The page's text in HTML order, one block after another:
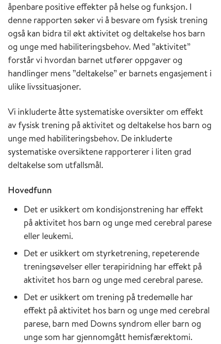
åpenbare positive effekter på helse og funksjon. I
denne rapporten søker vi å besvare om fysisk trening
også kan bidra til økt aktivitet og deltakelse hos barn
og unge med habiliteringsbehov. Med ”aktivitet”
forstår vi hvordan barnet utfører oppgaver og
handlinger mens ”deltakelse” er barnets engasjement i
ulike livssituasjoner.
Vi inkluderte åtte systematiske oversikter om effekt
av fysisk trening på aktivitet og deltakelse hos barn og
unge med habiliteringsbehov. De inkluderte
systematiske oversiktene rapporterer i liten grad
deltakelse som utfallsmål.
Hovedfunn
Det er usikkert om kondisjonstrening har effekt
på aktivitet hos barn og unge med cerebral parese
eller leukemi.
Det er usikkert om styrketrening, repeterende
treningsøvelser eller terapiridning har effekt på
aktivitet hos barn og unge med cerebral parese.
Det er usikkert om trening på tredemølle har
effekt på aktivitet hos barn og unge med cerebral
parese, barn med Downs syndrom eller barn og
unge som har gjennomgått hemisfærektomi.